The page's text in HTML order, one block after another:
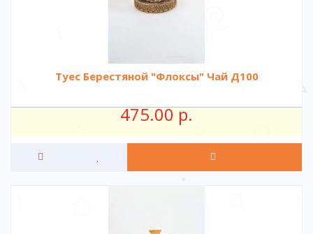
Туес Берестяной "Флоксы" Чай Д100
475.00 р.